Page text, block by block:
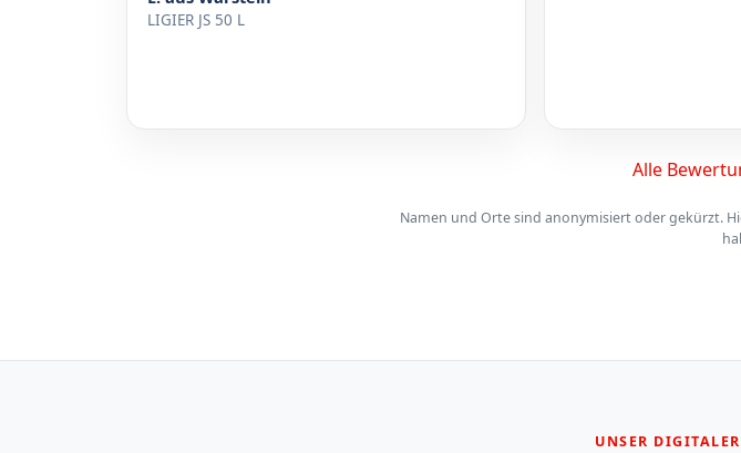
LIGIER JS 50 L
Alle
Namen und Orte sind anonymisiert oder gekürzt.
UNSER